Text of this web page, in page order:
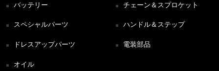
バッテリー チェーン＆スプロケット
スペシャルパーツ ハンドル＆ステップ
ドレスアップパーツ 電装部品
オイル